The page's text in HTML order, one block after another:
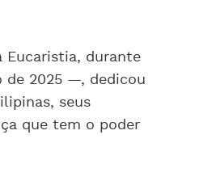
Eucaristia, durante
de 2025 —, dedicou
seus
que tem o poder